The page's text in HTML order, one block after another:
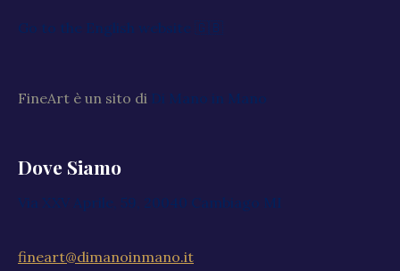
Go to the English website 🇬🇧
FineArt è un sito di Di Mano in Mano
Dove Siamo
Via XXV Aprile, 59, 20040 Cambiago MI
fineart@dimanoinmano.it